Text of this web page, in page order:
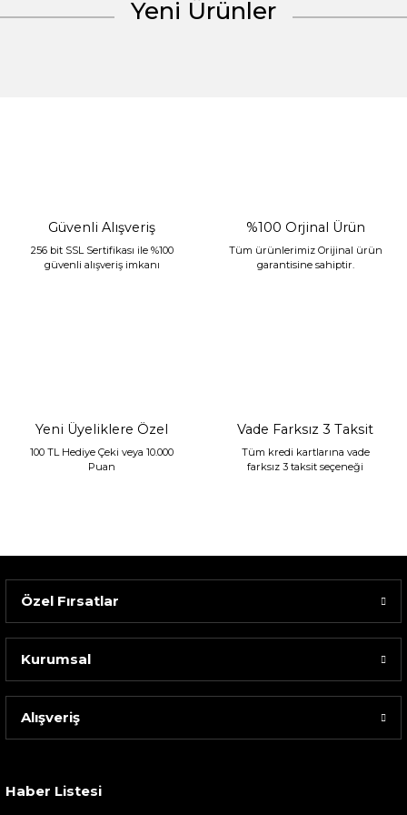
Yeni Ürünler
Sarev Elfıda Flanel Nevresim Takımı Çift Kişili...
Güvenli Alışveriş
256 bit SSL Sertifikası ile %100
güvenli alışveriş imkanı
%100 Orjinal Ürün
Tüm ürünlerimiz Orijinal ürün
garantisine sahiptir.
Yeni Üyeliklere Özel
100 TL Hediye Çeki veya 10.000
Puan
Vade Farksız 3 Taksit
Tüm kredi kartlarına vade
farksız 3 taksit seçeneği
Özel Fırsatlar
Kurumsal
Alışveriş
Haber Listesi